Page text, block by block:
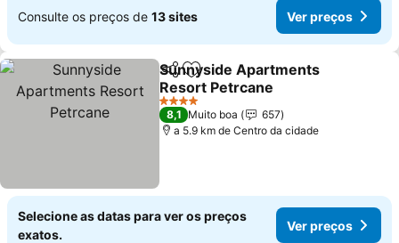
Consulte os preços de 13 sites Ver preços
PartilharAdicionar aos favoritos
Sunnyside Apartments
Resort Petrcane
4 Estrelas
8,1 Muito boa
657
a 5.9 km de Centro da cidade
Selecione as datas para ver os preços
exatos.
Ver preços